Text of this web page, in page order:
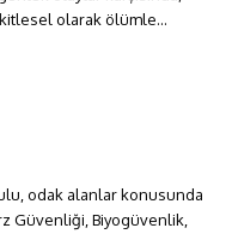
olarak ölümle...
odak alanlar konusunda
Güvenliği, Biyogüvenlik,